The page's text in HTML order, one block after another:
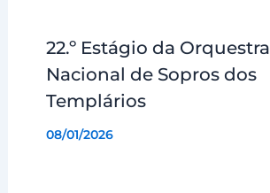
22.º Estágio da Orquestra
Nacional de Sopros dos
Templários
08/01/2026